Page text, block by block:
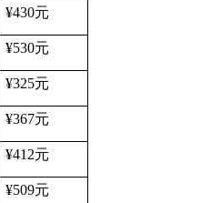
¥430元
¥530元
¥325元
¥367元
¥412元
¥509元